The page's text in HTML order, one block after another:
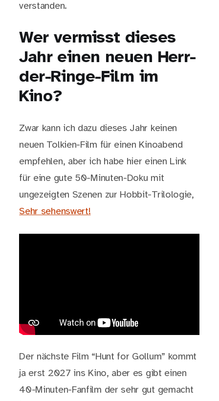
verstanden.
Wer vermisst dieses
Jahr einen neuen Herr-
der-Ringe-Film im
Kino?
Zwar kann ich dazu dieses Jahr keinen
neuen Tolkien-Film für einen Kinoabend
empfehlen, aber ich habe hier einen Link
für eine gute 50-Minuten-Doku mit
ungezeigten Szenen zur Hobbit-Trilologie,
Sehr sehenswert!
Der nächste Film “Hunt for Gollum” kommt
ja erst 2027 ins Kino, aber es gibt einen
40-Minuten-Fanfilm der sehr gut gemacht